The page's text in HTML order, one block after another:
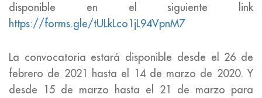
disponible en el siguiente link
https://forms.gle/tULkLco1jL94VpnM7
La convocatoria estará disponible desde el 26 de
febrero de 2021 hasta el 14 de marzo de 2020. Y
desde 15 de marzo hasta el 21 de marzo para